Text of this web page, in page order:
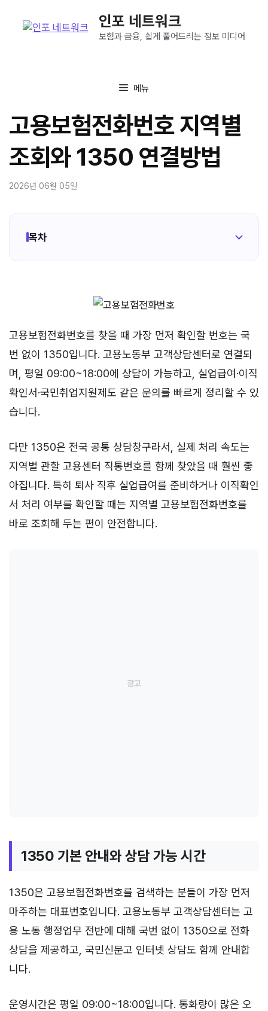
인포 네트워크
보험과 금융, 쉽게 풀어드리는 정보 미디어
메뉴
고용보험전화번호 지역별
조회와 1350 연결방법
2026년 06월 05일
목차
고용보험전화번호를 찾을 때 가장 먼저 확인할 번호는 국
번 없이 1350입니다. 고용노동부 고객상담센터로 연결되
며, 평일 09:00~18:00에 상담이 가능하고, 실업급여·이직
확인서·국민취업지원제도 같은 문의를 빠르게 정리할 수 있
습니다.
다만 1350은 전국 공통 상담창구라서, 실제 처리 속도는
지역별 관할 고용센터 직통번호를 함께 찾았을 때 훨씬 좋
아집니다. 특히 퇴사 직후 실업급여를 준비하거나 이직확인
서 처리 여부를 확인할 때는 지역별 고용보험전화번호를
바로 조회해 두는 편이 안전합니다.
1350 기본 안내와 상담 가능 시간
1350은 고용보험전화번호를 검색하는 분들이 가장 먼저
마주하는 대표번호입니다. 고용노동부 고객상담센터는 고
용 노동 행정업무 전반에 대해 국번 없이 1350으로 전화
상담을 제공하고, 국민신문고 인터넷 상담도 함께 안내합
니다.
운영시간은 평일 09:00~18:00입니다. 통화량이 많은 오